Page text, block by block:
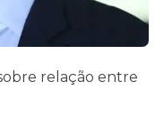
relação entre